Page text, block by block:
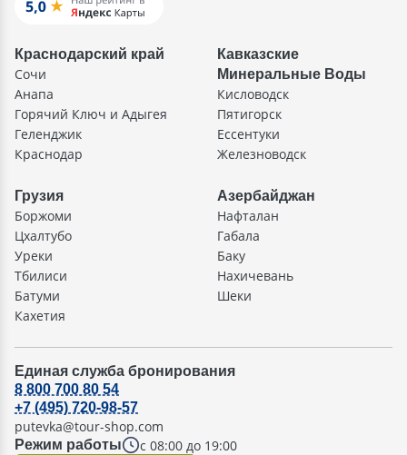
Краснодарский край
Сочи
Анапа
Горячий Ключ и Адыгея
Геленджик
Краснодар
Кавказские
Минеральные Воды
Кисловодск
Пятигорск
Ессентуки
Железноводск
Грузия
Боржоми
Цхалтубо
Уреки
Тбилиси
Батуми
Кахетия
Азербайджан
Нафталан
Габала
Баку
Нахичевань
Шеки
Единая служба бронирования
Режим работы с 08:00 до 19:00
8 800 700 80 54
+7 (495) 720-98-57
putevka@tour-shop.com